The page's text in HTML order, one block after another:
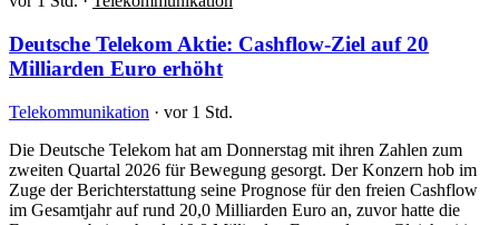
Deutsche Telekom Aktie: Cashflow-Ziel auf 20
Milliarden Euro erhöht
Telekommunikation · vor 1 Std.
Die Deutsche Telekom hat am Donnerstag mit ihren Zahlen zum
zweiten Quartal 2026 für Bewegung gesorgt. Der Konzern hob im
Zuge der Berichterstattung seine Prognose für den freien Cashflow
im Gesamtjahr auf rund 20,0 Milliarden Euro an, zuvor hatte die